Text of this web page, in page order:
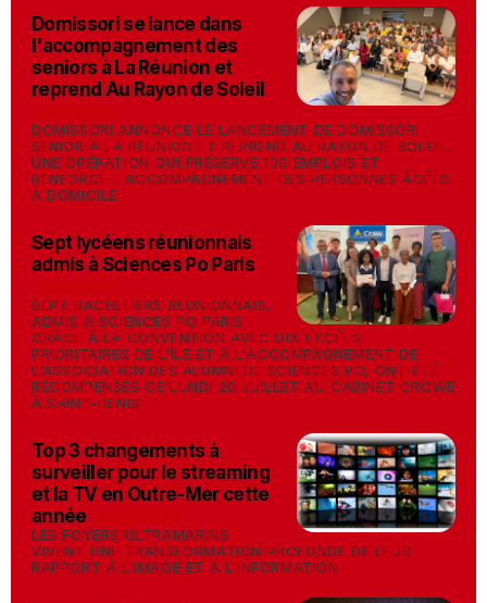
Domissori se lance dans
l'accompagnement des
seniors à La Réunion et
reprend Au Rayon de Soleil
DOMISSORI ANNONCE LE LANCEMENT DE DOMISSORI
SENIOR À LA RÉUNION ET REPREND AU RAYON DE SOLEIL.
UNE OPÉRATION QUI PRÉSERVE 100 EMPLOIS ET
RENFORCE L'ACCOMPAGNEMENT DES PERSONNES ÂGÉES
À DOMICILE
Sept lycéens réunionnais
admis à Sciences Po Paris
SEPT BACHELIERS RÉUNIONNAIS,
ADMIS À SCIENCES PO PARIS
GRÂCE À LA CONVENTION AVEC DIX LYCÉES
PRIORITAIRES DE L'ÎLE ET À L'ACCOMPAGNEMENT DE
L'ASSOCIATION DES ALUMNI DE SCIENCES PO, ONT ÉTÉ
RÉCOMPENSÉS CE LUNDI 20 JUILLET AU CABINET CROWE
À SAINT-DENIS
Top 3 changements à
surveiller pour le streaming
et la TV en Outre-Mer cette
année
LES FOYERS ULTRAMARINS
VIVENT UNE TRANSFORMATION PROFONDE DE LEUR
RAPPORT À L'IMAGE ET À L'INFORMATION